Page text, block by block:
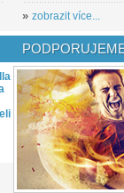
» zobrazit více...